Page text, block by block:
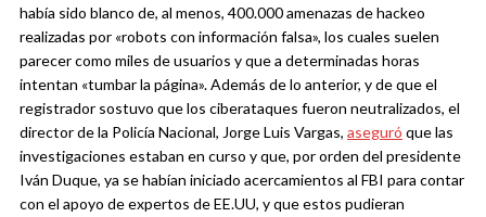
había sido blanco de, al menos, 400.000 amenazas de hackeo
realizadas por «robots con información falsa», los cuales suelen
parecer como miles de usuarios y que a determinadas horas
intentan «tumbar la página». Además de lo anterior, y de que el
registrador sostuvo que los ciberataques fueron neutralizados, el
director de la Policía Nacional, Jorge Luis Vargas, aseguró que las
investigaciones estaban en curso y que, por orden del presidente
Iván Duque, ya se habían iniciado acercamientos al FBI para contar
con el apoyo de expertos de EE.UU, y que estos pudieran